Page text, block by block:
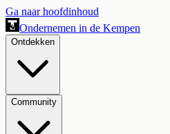
Ga naar hoofdinhoud
Ondernemen in de Kempen
Ontdekken
Community